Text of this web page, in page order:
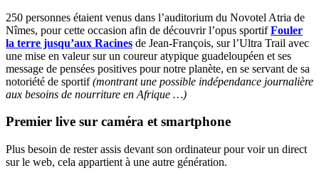
250 personnes étaient venus dans l’auditorium du Novotel Atria de
Nîmes, pour cette occasion afin de découvrir l’opus sportifFouler
la terre jusqu’aux Racines de Jean-François, sur l’Ultra Trail avec
une mise en valeur sur un coureur atypique guadeloupéen et ses
message de pensées positives pour notre planète, en se servant de sa
notoriété de sportif(montrant une possible indépendance journalière
aux besoins de nourriture en Afrique …)
Premier live sur caméra et smartphone
Plus besoin de rester assis devant son ordinateur pour voir un direct
sur le web, cela appartient à une autre génération.